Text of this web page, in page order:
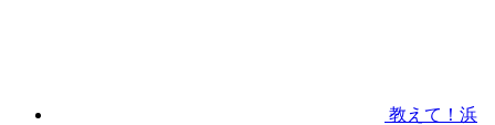
教えて！浜